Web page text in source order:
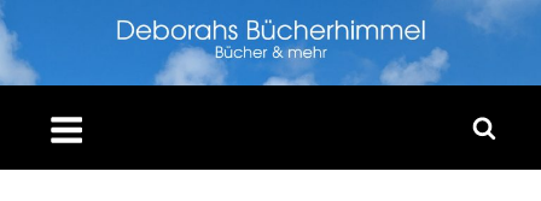
Skip
to
content